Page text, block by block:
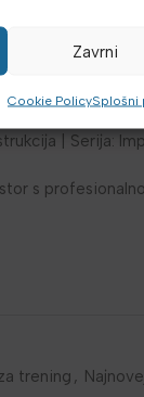
Zavrni
Cookie PolicySplošni
Impulze IF serije
hotelov
(globina x
| Serija:
s
trening ,